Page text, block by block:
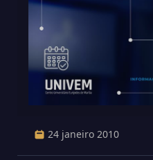
24 janeiro 2010